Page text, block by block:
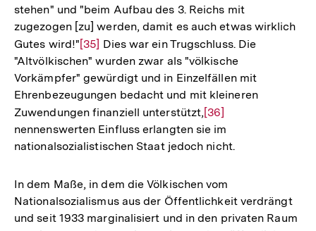
stehen" und "beim Aufbau des 3. Reichs mit
zugezogen [zu] werden, damit es auch etwas wirklich
Gutes wird!"Zur
Auflösung
der
Fußnote
[35] Dies war ein Trugschluss. Die
"Altvölkischen" wurden zwar als "völkische
Vorkämpfer" gewürdigt und in Einzelfällen mit
Ehrenbezeugungen bedacht und mit kleineren
Zuwendungen finanziell unterstützt,Zur
Auflösung
der
[36]
nennenswerten Einfluss erlangten sie im
nationalsozialistischen Staat jedoch nicht.
In dem Maße, in dem die Völkischen vom
Nationalsozialismus aus der Öffentlichkeit verdrängt
und seit 1933 marginalisiert und in den privaten Raum